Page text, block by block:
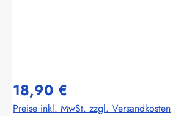
18,90 €
Preise inkl. MwSt. zzgl. Versandkosten